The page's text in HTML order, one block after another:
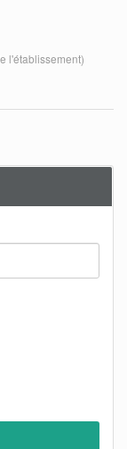
l'établissement)